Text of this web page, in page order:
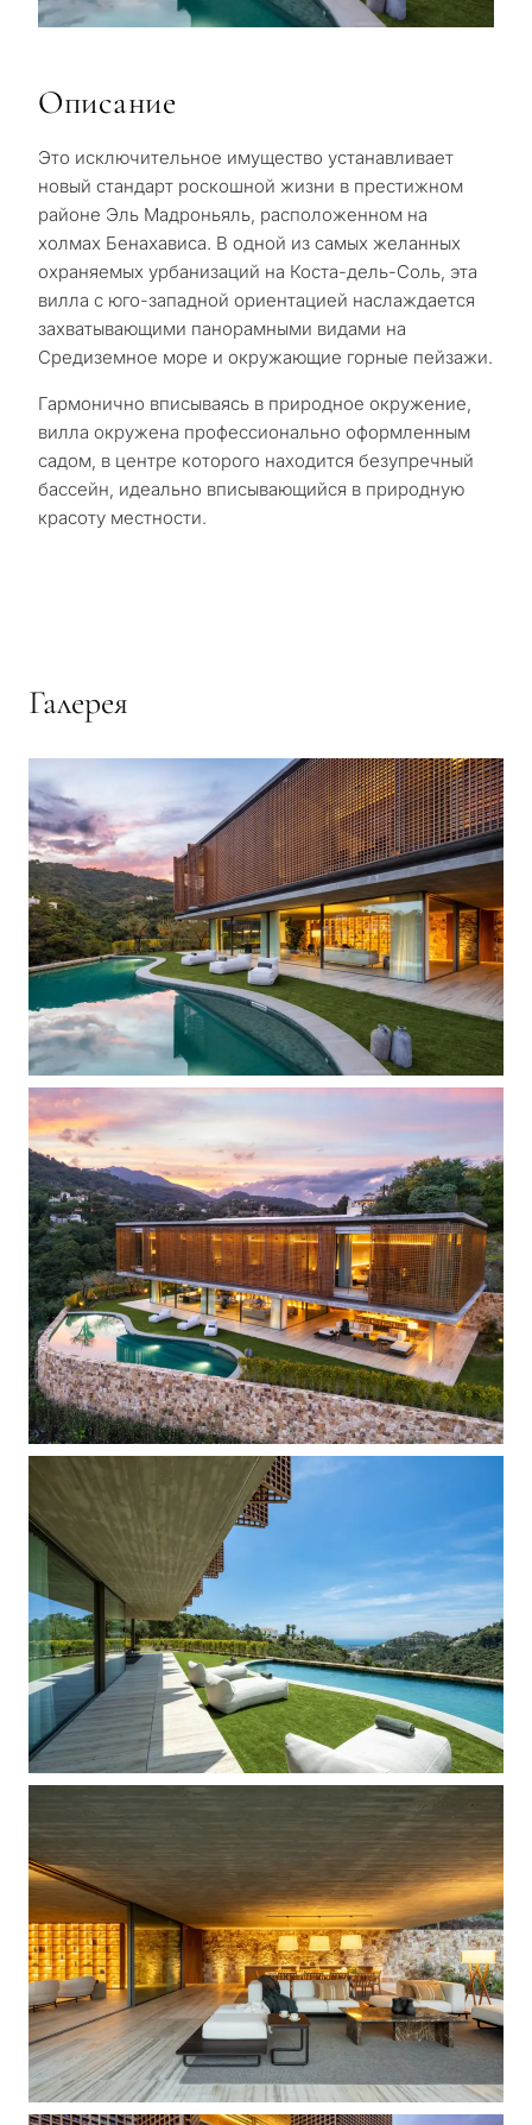
Описание
Это исключительное имущество устанавливает
новый стандарт роскошной жизни в престижном
районе Эль Мадроньяль, расположенном на
холмах Бенахависа. В одной из самых желанных
охраняемых урбанизаций на Коста-дель-Соль, эта
вилла с юго-западной ориентацией наслаждается
захватывающими панорамными видами на
Средиземное море и окружающие горные пейзажи.
Гармонично вписываясь в природное окружение,
вилла окружена профессионально оформленным
садом, в центре которого находится безупречный
бассейн, идеально вписывающийся в природную
красоту местности.
Галерея